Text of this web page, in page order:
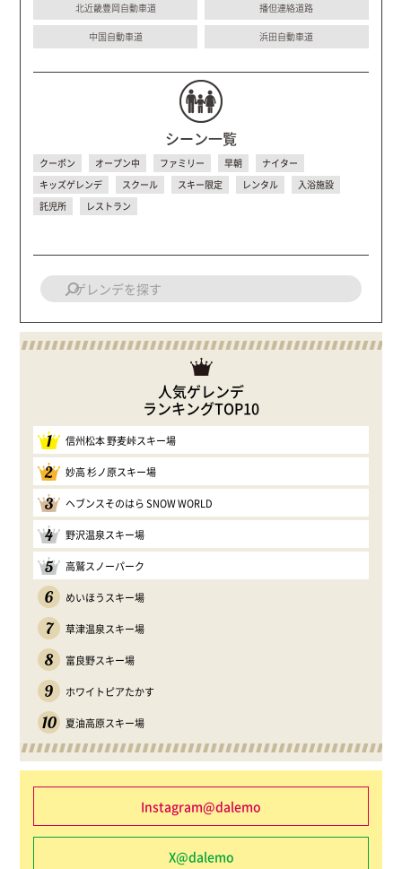
北近畿豊岡自動車道 播但連絡道路
中国自動車道 浜田自動車道
シーン一覧
クーポン オープン中 ファミリー 早朝
ナイター
キッズゲレンデ
スクール スキー限定 レンタル
入浴施設
託児所
レストラン
人気ゲレンデ
ランキングTOP10
1 信州松本 野麦峠スキー場
2 妙高 杉ノ原スキー場
3 ヘブンスそのはら SNOW WORLD
4 野沢温泉スキー場
5 高鷲スノーパーク
6 めいほうスキー場
7 草津温泉スキー場
8 富良野スキー場
9 ホワイトピアたかす
10 夏油高原スキー場
Instagram@dalemo
X@dalemo